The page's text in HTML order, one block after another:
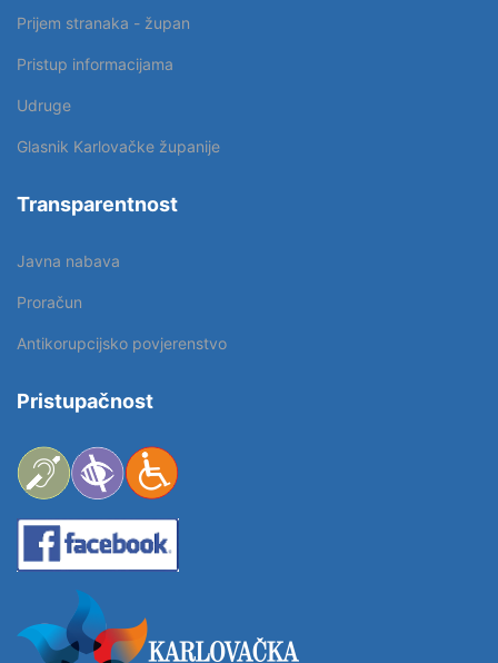
Prijem stranaka - župan
Pristup informacijama
Udruge
Glasnik Karlovačke županije
Transparentnost
Javna nabava
Proračun
Antikorupcijsko povjerenstvo
Pristupačnost